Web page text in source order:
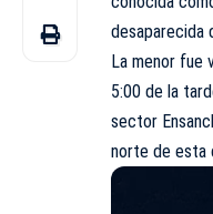
desaparecida
La menor fue
5:00 de la
sector
norte de esta